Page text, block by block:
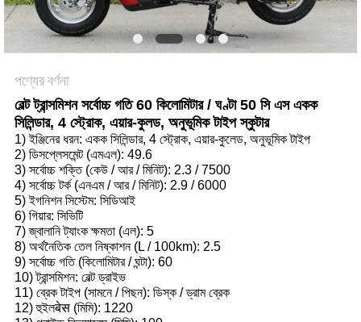
পণ্যের বর্ণনা
বেল্ট ট্রান্সমিশন সর্বোচ্চ গতি 60 কিলোমিটার / ঘণ্টা 50 সি এস একক
সিলিন্ডার, 4 স্ট্রোক, এয়ার-কুলড, অনুভূমিক টাইপ স্কুটার
1) ইঞ্জিনের ধরন: একক সিলিন্ডার, 4 স্ট্রোক, এয়ার-কুলেড, অনুভূমিক টাইপ
2) ডিসপ্লেসমেন্ট (এমএল): 49.6
3) সর্বোচ্চ শক্তি (কেউ / আর / মিনিট): 2.3 / 7500
4) সর্বোচ্চ টর্ক (এনএম / আর / মিনিট): 2.9 / 6000
5) ইগনিশন সিস্টেম: সিডিআই
6) গিয়ার: সিভিটি
7) জ্বালানি ট্যাংক ক্ষমতা (এল): 5
8) অর্থনৈতিক তেল নিষ্কাশন (L / 100km): 2.5
9) সর্বোচ্চ গতি (কিলোমিটার / ঘন্টা): 60
10) ট্রান্সমিশন: বেল্ট ড্রাইভ
11) ব্রেক টাইপ (সামনে / পিছন): ডিস্ক / ড্রাম ব্রেক
12) হুইলबेस (মিমি): 1220